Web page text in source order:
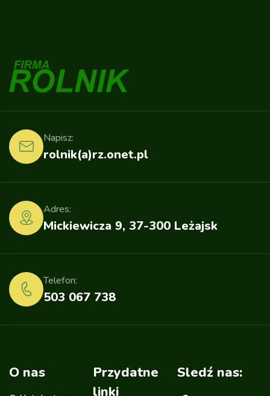
rolnik(a)rz.onet.pl
Napisz:
Mickiewicza 9, 37-300 Leżajsk
Adres:
503 067 738
Telefon:
O nas
Przydatne
linki
Sledź nas: